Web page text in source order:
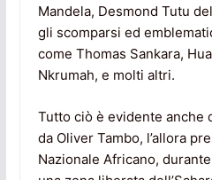
Mandela, Desmond Tutu
gli scomparsi ed
come Thomas Sankara,
Nkrumah, e molti altri.
Tutto ciò è evidente anche
da Oliver Tambo, l’allora
Nazionale Africano,